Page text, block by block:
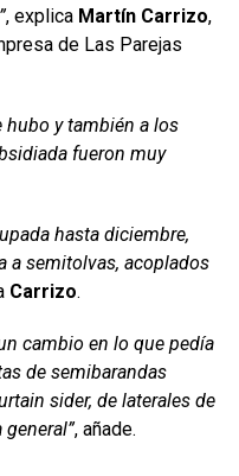
, explica Martín Carrizo,
de Las Parejas
hubo y también a los
fueron muy
hasta diciembre,
a semitolvas, acoplados
Carrizo.
cambio en lo que pedía
de semibarandas
sider, de laterales de
, añade.